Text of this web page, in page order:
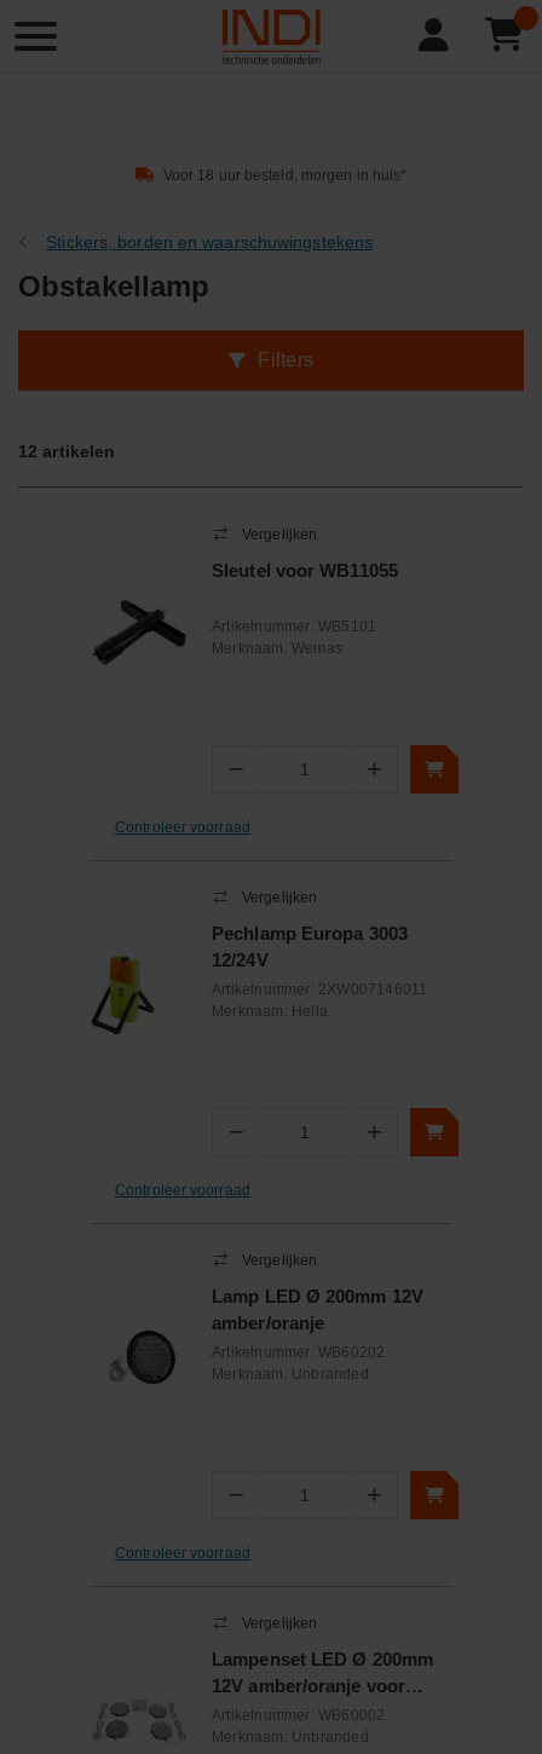
Product
zoeken
Voor 18 uur besteld, morgen in huis*
Stickers, borden en waarschuwingstekens
Obstakellamp
Filters
12 artikelen
Vergelijken
Sleutel voor WB11055
Artikelnummer: WB5101
Merknaam: Wemas
− Aantal +
Controleer voorraad
Vergelijken
Pechlamp Europa 3003
12/24V
Artikelnummer: 2XW007146011
Merknaam: Hella
− Aantal +
Controleer voorraad
Vergelijken
Lamp LED Ø 200mm 12V
amber/oranje
Artikelnummer: WB60202
Merknaam: Unbranded
− Aantal +
Controleer voorraad
Vergelijken
Lampenset LED Ø 200mm
12V amber/oranje voor
actieraamwerk
Artikelnummer: WB60002
Merknaam: Unbranded